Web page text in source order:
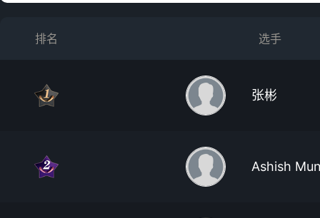
排名 选手
张彬
Ashish